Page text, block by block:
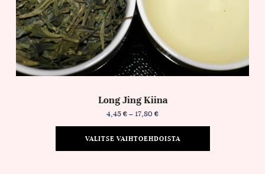
Long Jing Kiina
4,45€– 17,80 €
VALITSE VAIHTOEHDOISTA